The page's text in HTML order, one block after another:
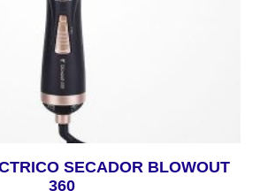
SECADOR BLOWOUT
360